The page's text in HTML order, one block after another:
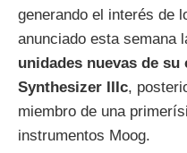
generando el interés de
anunciado esta semana
unidades nuevas de
Synthesizer IIIc,
miembro de una
instrumentos Moog.